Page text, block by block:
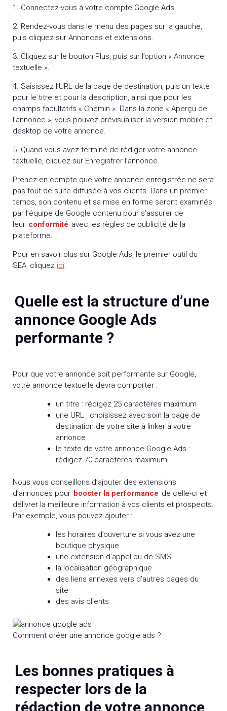
1. Connectez-vous à votre compte Google Ads.
2. Rendez-vous dans le menu des pages sur la gauche,
puis cliquez sur Annonces et extensions.
3. Cliquez sur le bouton Plus, puis sur l’option « Annonce
textuelle ».
4. Saisissez l’URL de la page de destination, puis un texte
pour le titre et pour la description, ainsi que pour les
champs facultatifs « Chemin ». Dans la zone « Aperçu de
l’annonce », vous pouvez prévisualiser la version mobile et
desktop de votre annonce.
5. Quand vous avez terminé de rédiger votre annonce
textuelle, cliquez sur Enregistrer l’annonce.
Prenez en compte que votre annonce enregistrée ne sera
pas tout de suite diffusée à vos clients. Dans un premier
temps, son contenu et sa mise en forme seront examinés
par l’équipe de Google contenu pour s’assurer de
leur conformité avec les règles de publicité de la
plateforme.
Pour en savoir plus sur Google Ads, le premier outil du
SEA, cliquez ici.
Quelle est la structure d’une
annonce Google Ads
performante ?
Pour que votre annonce soit performante sur Google,
votre annonce textuelle devra comporter :
un titre : rédigez 25 caractères maximum
une URL : choisissez avec soin la page de
destination de votre site à linker à votre
annonce
le texte de votre annonce Google Ads :
rédigez 70 caractères maximum
Nous vous conseillons d’ajouter des extensions
d’annonces pour booster la performance de celle-ci et
délivrer la meilleure information à vos clients et prospects.
Par exemple, vous pouvez ajouter :
les horaires d’ouverture si vous avez une
boutique physique
une extension d’appel ou de SMS
la localisation géographique
des liens annexes vers d’autres pages du
site
des avis clients
Comment créer une annonce google ads ?
Les bonnes pratiques à
respecter lors de la
rédaction de votre annonce